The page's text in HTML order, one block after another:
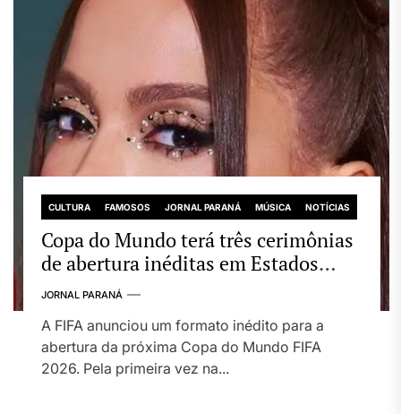
CULTURA FAMOSOS JORNAL PARANÁ MÚSICA NOTÍCIAS
Copa do Mundo terá três cerimônias
de abertura inéditas em Estados
Unidos, Canadá e México
JORNAL PARANÁ
A FIFA anunciou um formato inédito para a
abertura da próxima Copa do Mundo FIFA
2026. Pela primeira vez na...